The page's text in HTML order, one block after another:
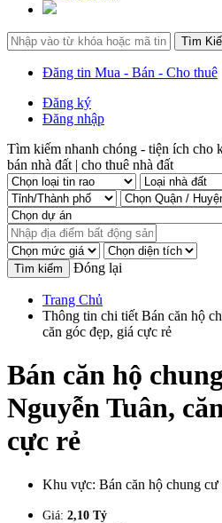
Đăng tin Mua - Bán - Cho thuê
Đăng ký
Đăng nhập
Tìm kiếm nhanh chóng - tiện ích cho
bán nhà đất | cho thuê nhà đất
Đóng lại
Trang Chủ
Thông tin chi tiết Bán căn hộ
căn góc đẹp, giá cực rẻ
Bán căn hộ
Nguyễn Tuân,
cực rẻ
Khu vực: Bán căn hộ chung
Giá: 2,10 Tỷ